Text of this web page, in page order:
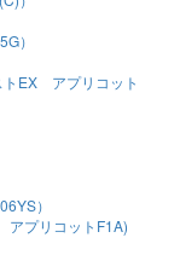
）
トEX アプリコット
）
アプリコットF1A)